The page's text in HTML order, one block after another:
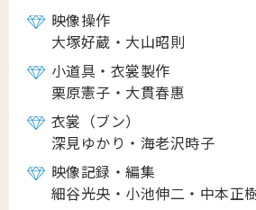
映像操作
大塚好蔵・大山昭則
小道具・衣裳製作
栗原憲子・大貫春惠
衣裳（ブン）
深見ゆかり・海老沢時子
映像記録・編集
細谷光央・小池伸二・中本正